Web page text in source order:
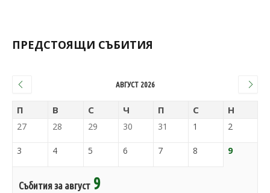
ПРЕДСТОЯЩИ СЪБИТИЯ
АВГУСТ 2026
П В С Ч П С Н
27 28 29 30 31 1 2
3 4 5 6 7 8 9
Събития за август 9